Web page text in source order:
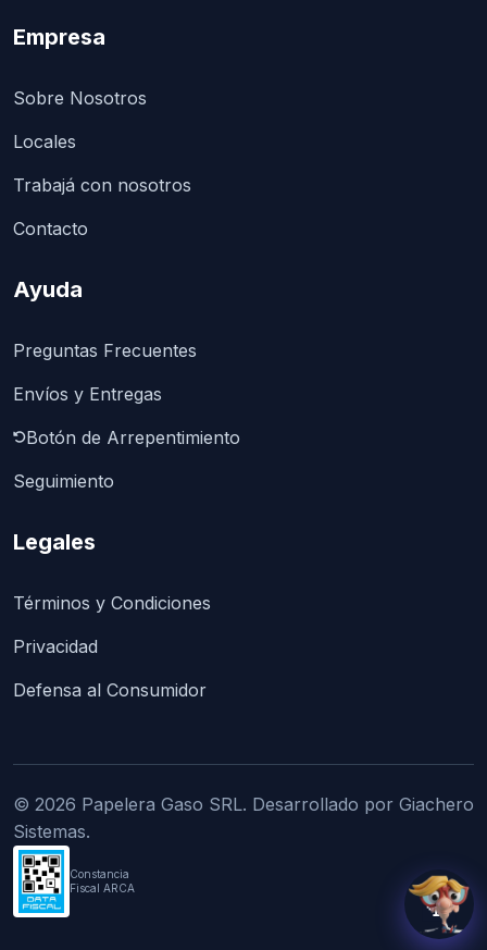
Empresa
Sobre Nosotros
Locales
Trabajá con nosotros
Contacto
Ayuda
Preguntas Frecuentes
Envíos y Entregas
Botón de Arrepentimiento
Seguimiento
Legales
Términos y Condiciones
Privacidad
Defensa al Consumidor
© 2026 Papelera Gaso SRL. Desarrollado por Giachero
Sistemas.
Constancia
Fiscal ARCA
💬